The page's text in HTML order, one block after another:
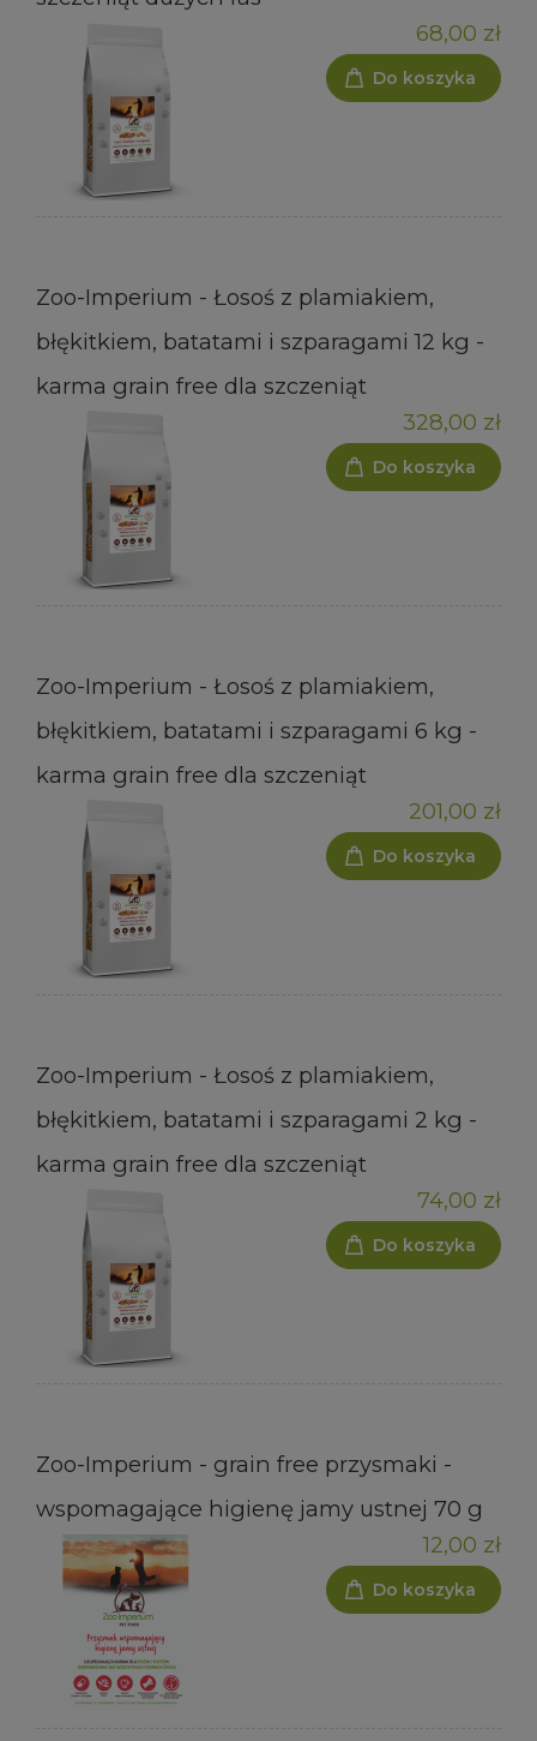
68,00 zł
Do koszyka
Zoo-Imperium - Łosoś z plamiakiem,
błękitkiem, batatami i szparagami 12 kg -
karma grain free dla szczeniąt
328,00 zł
Do koszyka
Zoo-Imperium - Łosoś z plamiakiem,
błękitkiem, batatami i szparagami 6 kg -
karma grain free dla szczeniąt
201,00 zł
Do koszyka
Zoo-Imperium - Łosoś z plamiakiem,
błękitkiem, batatami i szparagami 2 kg -
karma grain free dla szczeniąt
74,00 zł
Do koszyka
Zoo-Imperium - grain free przysmaki -
wspomagające higienę jamy ustnej 70 g
12,00 zł
Do koszyka